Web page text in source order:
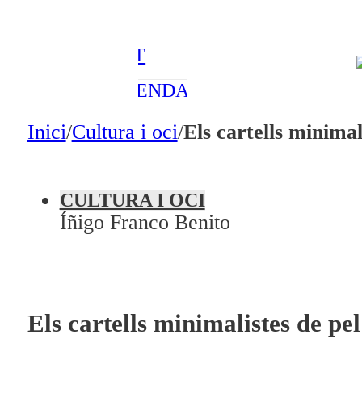
AMBIENT
AGENDA
En directe
Programació
Qui som?
Inici/Cultura i oci/Els cartells
Íñigo Franco Benito
CULTURA I OCI
Els cartells minimalistes de